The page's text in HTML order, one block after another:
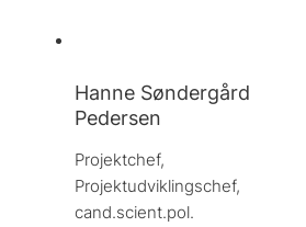
Hanne Søndergård
Pedersen
Projektchef,
Projektudviklingschef,
cand.scient.pol.